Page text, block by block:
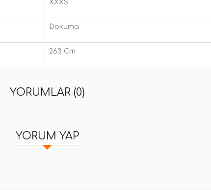
XXXS
Dokuma
263 Cm
YORUMLAR (0)
YORUM YAP